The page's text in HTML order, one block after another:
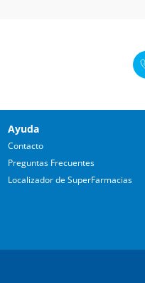
Ayuda
Contacto
Preguntas Frecuentes
Localizador de SuperFarmacias